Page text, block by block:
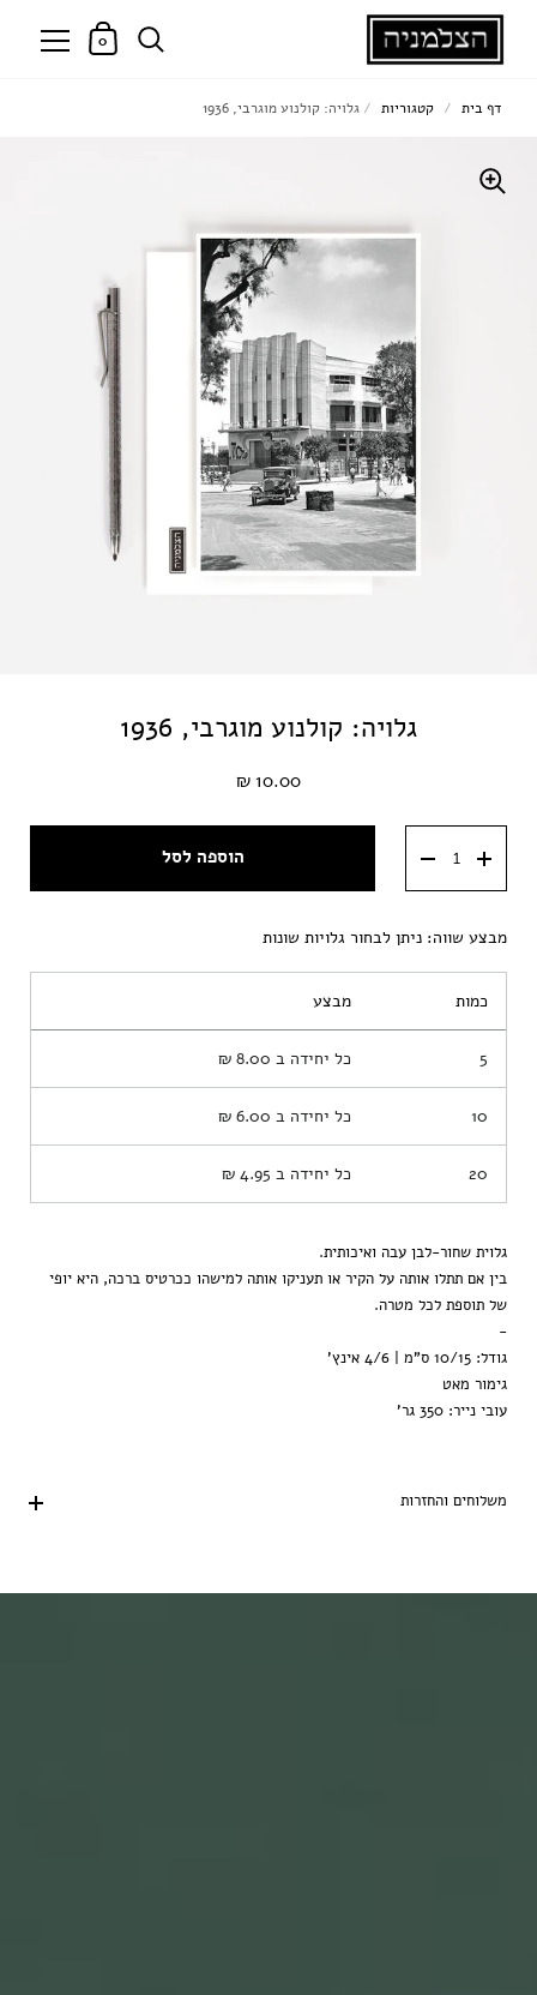
0
גלויה: קולנוע מוגרבי, 1936
10.00 ₪
הוספה לסל
מבצע שווה: ניתן לבחור גלויות שונות
כמות מבצע
5 כל יחידה ב 8.00 ₪
10 כל יחידה ב 6.00 ₪
20 כל יחידה ב 4.95 ₪
גלוית שחור-לבן עבה ואיכותית.
בין אם תתלו אותה על הקיר או תעניקו אותה למישהו ככרטיס ברכה, היא יופי
של תוספת לכל מטרה.
-
גודל: 10/15 ס"מ | 4/6 אינץ'
גימור מאט
עובי נייר: 350 גר'
משלוחים והחזרות
דף בית / קטגוריות / גלויה: קולנוע מוגרבי, 1936